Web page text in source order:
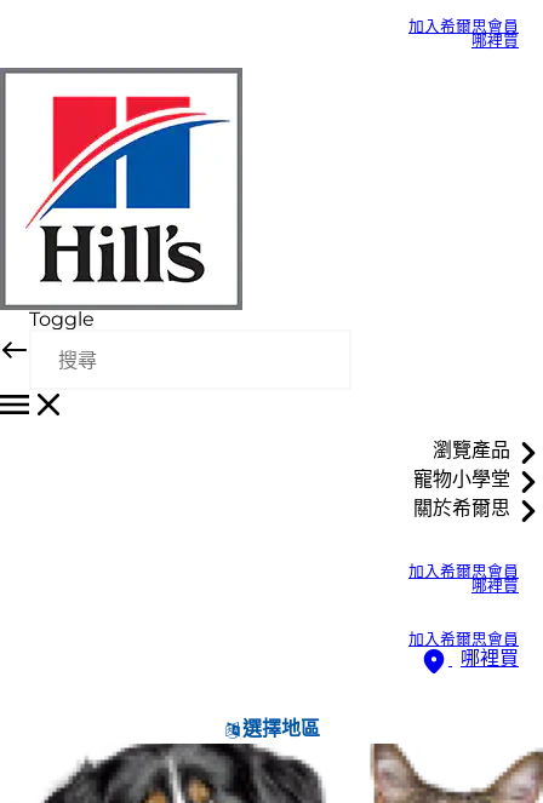
加入希爾思會員
哪裡買
Toggle
瀏覽產品
寵物小學堂
關於希爾思
加入希爾思會員
哪裡買
加入希爾思會員
哪裡買
選擇地區